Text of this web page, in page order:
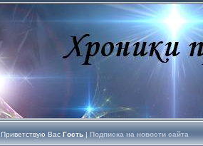
Приветствую Вас Гость | Подписка на новости сайта